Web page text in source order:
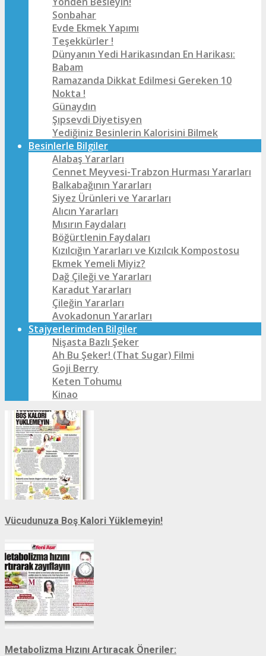
Sonbahar
Evde Ekmek Yapımı
Teşekkürler !
Dünyanın Yedi Harikasından En Harikası:
Babam
Ramazanda Dikkat Edilmesi Gereken 10
Nokta !
Günaydın
Şıpsevdi Diyetisyen
Yediğiniz Besinlerin Kalorisini Bilmek
Besinlerle Bilgiler
Alabaş Yararları
Cennet Meyvesi-Trabzon Hurması Yararları
Balkabağının Yararları
Siyez Ürünleri ve Yararları
Alıcın Yararları
Mısırın Faydaları
Böğürtlenin Faydaları
Kızılcığın Yararları ve Kızılcık Kompostosu
Ekmek Yemeli Miyiz?
Dağ Çileği ve Yararları
Karadut Yararları
Çileğin Yararları
Avokadonun Yararları
Stajyerlerimden Bilgiler
Nişasta Bazlı Şeker
Ah Bu Şeker! (That Sugar) Filmi
Goji Berry
Keten Tohumu
Kinao
Vücudunuza Boş Kalori Yüklemeyin!
Metabolizma Hızını Artıracak Öneriler: